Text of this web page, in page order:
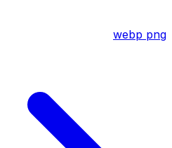
webp png